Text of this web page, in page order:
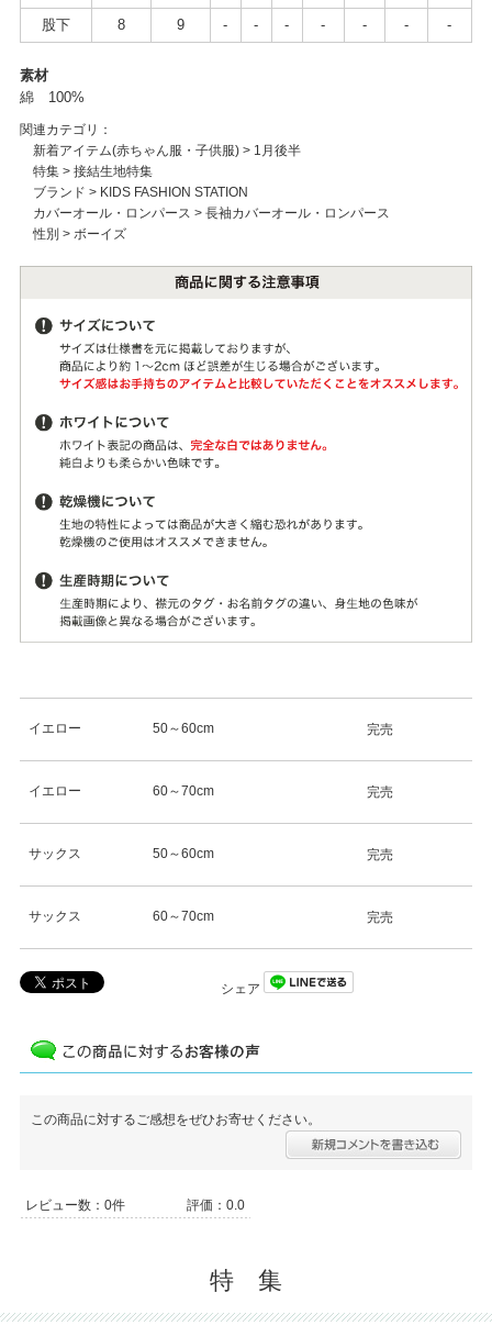
股下 8 9 - - - - - - -
素材
綿 100%
関連カテゴリ：
新着アイテム(赤ちゃん服・子供服)> 1月後半
特集> 接結生地特集
ブランド > KIDS FASHION STATION
カバーオール・ロンパース > 長袖カバーオール・ロンパース
性別 > ボーイズ
イエロー 50～60cm 完売
イエロー 60～70cm 完売
サックス 50～60cm 完売
サックス 60～70cm 完売
シェア
この商品に対するご感想をぜひお寄せください。
レビュー数：0件 評価：0.0
特 集